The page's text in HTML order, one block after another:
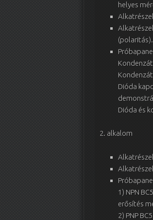
helyes
(polaritás).
Dióda
Dióda és
2. alkalom
1) NPN
erősítés
2) PNP